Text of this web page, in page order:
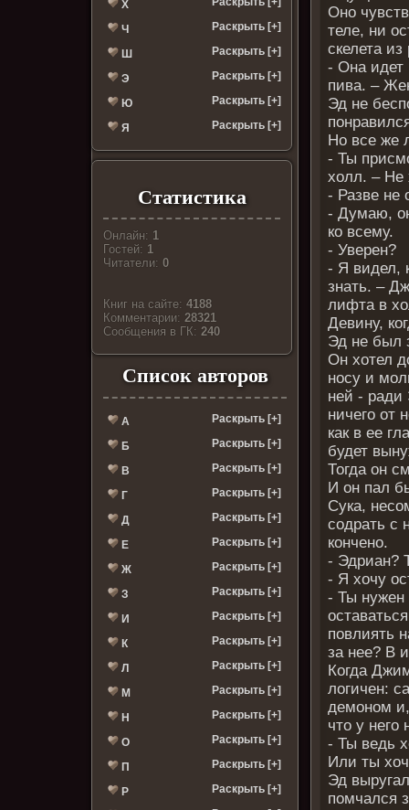
Х
Ч Раскрыть [+]
Ш Раскрыть [+]
Э Раскрыть [+]
Ю Раскрыть [+]
Я Раскрыть [+]
Статистика
Онлайн: 1
Гостей: 1
Читатели:0
Книг на сайте:4188
Комментарии:28321
Cообщения в ГК:240
Список авторов
А Раскрыть [+]
Б Раскрыть [+]
В Раскрыть [+]
Г Раскрыть [+]
Д Раскрыть [+]
Е Раскрыть [+]
Ж Раскрыть [+]
З Раскрыть [+]
И Раскрыть [+]
К Раскрыть [+]
Л Раскрыть [+]
М Раскрыть [+]
Н Раскрыть [+]
О Раскрыть [+]
П Раскрыть [+]
Р Раскрыть [+]
Оно
теле, ни
скелета
- Она идет
пива. –
Эд не
Но все же
- Ты
холл. – Не
- Разве не
- Думаю,
ко всему.
- Уверен?
- Я видел,
знать. –
лифта в
Девину,
Эд не был
Он хотел
носу и
ней - ради
ничего от
как в ее
будет
Тогда он
И он пал
Сука,
содрать с
кончено.
- Эдриан?
- Я хочу
- Ты
повлиять
за нее? В
Когда
логичен:
демоном
что у
- Ты ведь
Или ты
Эд
помчался